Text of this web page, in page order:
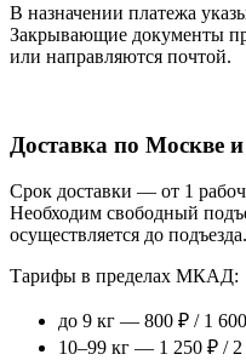
В назначении платежа
Закрывающие документы
или направляются почтой.
Доставка по Москве
Срок доставки — от 1
Необходим свободный
осуществляется до подъезда.
Тарифы в пределах МКАД:
до 9 кг — 800 ₽ / 1
10–99 кг — 1 250 ₽ / 2